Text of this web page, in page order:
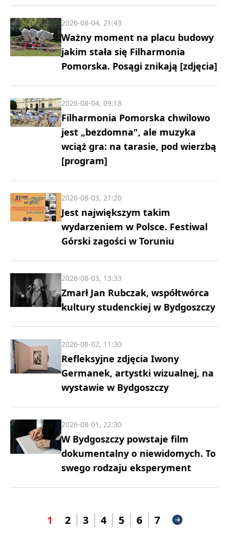
Ważny moment na placu budowy
jakim stała się Filharmonia
Pomorska. Posągi znikają [zdjęcia]
2026-08-04, 21:43
Filharmonia Pomorska chwilowo
jest „bezdomna", ale muzyka
wciąż gra: na tarasie, pod wierzbą
[program]
2026-08-04, 09:18
Jest największym takim
wydarzeniem w Polsce. Festiwal
Górski zagości w Toruniu
2026-08-03, 21:20
Zmarł Jan Rubczak, współtwórca
kultury studenckiej w Bydgoszczy
2026-08-03, 13:33
Refleksyjne zdjęcia Iwony
Germanek, artystki wizualnej, na
wystawie w Bydgoszczy
2026-08-02, 11:30
W Bydgoszczy powstaje film
dokumentalny o niewidomych. To
swego rodzaju eksperyment
2026-08-01, 22:30
1 2 3 4 5 6 7